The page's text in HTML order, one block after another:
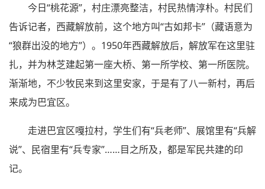
今日“桃花源”，村庄漂亮整洁，村民热情淳朴。村民们
告诉记者，西藏解放前，这个地方叫“古如邦卡”（藏语意为
“狼群出没的地方”）。1950年西藏解放后，解放军在这里驻
扎，并为林芝建起第一座大桥、第一所学校、第一所医院。
渐渐地，不少牧民来到这里安家，于是有了八一新村，再后
来成为巴宜区。
走进巴宜区嘎拉村，学生们有“兵老师”、展馆里有“兵解
说”、民宿里有“兵专家”……目之所及，都是军民共建的印
记。